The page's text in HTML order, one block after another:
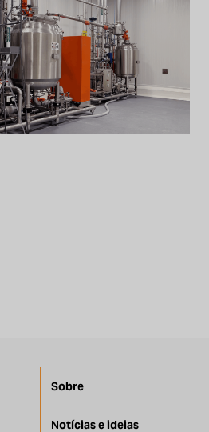
Sobre
Notícias e ideias